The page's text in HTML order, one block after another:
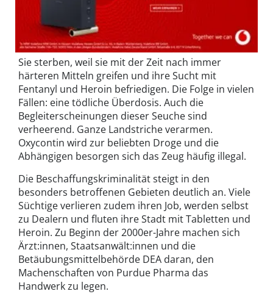
Sie sterben, weil sie mit der Zeit nach immer
härteren Mitteln greifen und ihre Sucht mit
Fentanyl und Heroin befriedigen. Die Folge in vielen
Fällen: eine tödliche Überdosis. Auch die
Begleiterscheinungen dieser Seuche sind
verheerend. Ganze Landstriche verarmen.
Oxycontin wird zur beliebten Droge und die
Abhängigen besorgen sich das Zeug häufig illegal.
Die Beschaffungskriminalität steigt in den
besonders betroffenen Gebieten deutlich an. Viele
Süchtige verlieren zudem ihren Job, werden selbst
zu Dealern und fluten ihre Stadt mit Tabletten und
Heroin. Zu Beginn der 2000er-Jahre machen sich
Ärzt:innen, Staatsanwält:innen und die
Betäubungsmittelbehörde DEA daran, den
Machenschaften von Purdue Pharma das
Handwerk zu legen.